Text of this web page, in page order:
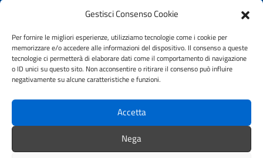
Gestisci Consenso Cookie
Per fornire le migliori esperienze, utilizziamo tecnologie come i cookie per
memorizzare e/o accedere alle informazioni del dispositivo. Il consenso a queste
tecnologie ci permetterà di elaborare dati come il comportamento di navigazione
o ID unici su questo sito. Non acconsentire o ritirare il consenso può influire
negativamente su alcune caratteristiche e funzioni.
Accetta
Nega
Esercizio diritti interessati
Dichiarazione di accessibilità
Obiettivi di accessibilità
Note legali
Feedback
YouTube
Comuni-Chiamo